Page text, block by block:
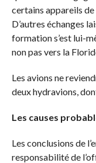
certains appareils
D’autres échanges
formation s’est lui-
non pas vers la
Les avions ne
deux hydravions,
Les causes
Les conclusions de
responsabilité de